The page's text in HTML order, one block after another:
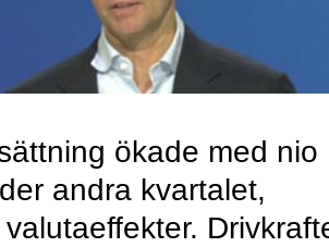
ökade med nio
andra kvartalet,